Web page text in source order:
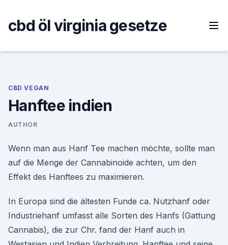
content
cbd öl virginia gesetze
CBD VEGAN
Hanftee indien
AUTHOR
Wenn man aus Hanf Tee machen möchte, sollte man
auf die Menge der Cannabinoide achten, um den
Effekt des Hanftees zu maximieren.
In Europa sind die ältesten Funde ca. Nutzhanf oder
Industriehanf umfasst alle Sorten des Hanfs (Gattung
Cannabis), die zur Chr. fand der Hanf auch in